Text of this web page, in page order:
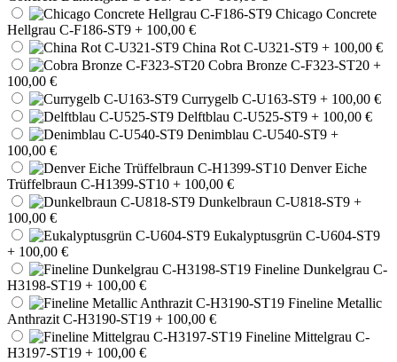
Chicago Concrete
Hellgrau C-F186-ST9 + 100,00 €
China Rot C-U321-ST9 + 100,00 €
Cobra Bronze C-F323-ST20 +
100,00 €
Currygelb C-U163-ST9 + 100,00 €
Delftblau C-U525-ST9 + 100,00 €
Denimblau C-U540-ST9 +
100,00 €
Denver Eiche
Trüffelbraun C-H1399-ST10 + 100,00 €
Dunkelbraun C-U818-ST9 +
100,00 €
Eukalyptusgrün C-U604-ST9
+ 100,00 €
Fineline Dunkelgrau C-
H3198-ST19 + 100,00 €
Fineline Metallic
Anthrazit C-H3190-ST19 + 100,00 €
Fineline Mittelgrau C-
H3197-ST19 + 100,00 €